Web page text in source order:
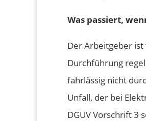
Was passiert,
Der Arbeitgeber
Durchführung
fahrlässig nicht
Unfall, der bei
DGUV Vorschrift 3